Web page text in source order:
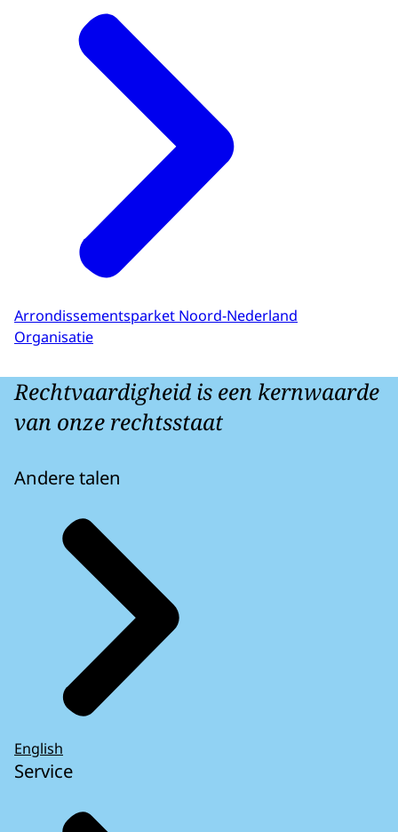
Arrondissementsparket Noord-Nederland
Organisatie
Rechtvaardigheid is een kernwaarde
van onze rechtsstaat
Andere talen
English
Service